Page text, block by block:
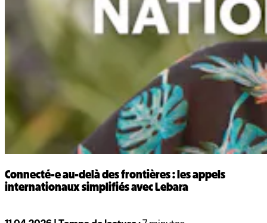
Connecté-e au‑delà des frontières : les appels
internationaux simplifiés avec Lebara